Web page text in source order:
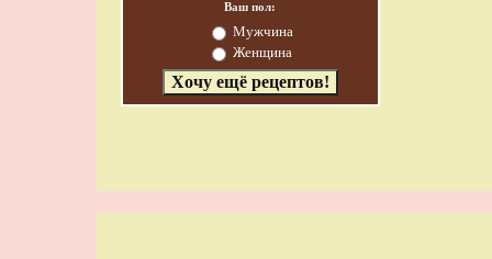
Ваш пол:
Мужчина
Женщина